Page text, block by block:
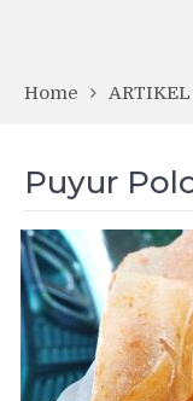
Home ARTIKEL
Puyur